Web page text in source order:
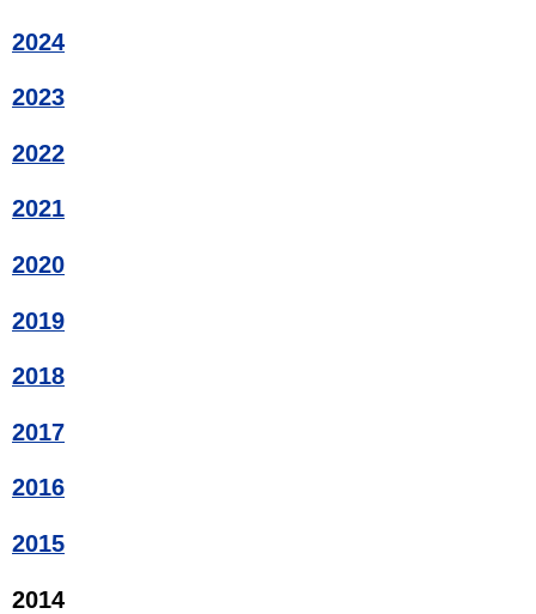
2024
2023
2022
2021
2020
2019
2018
2017
2016
2015
2014